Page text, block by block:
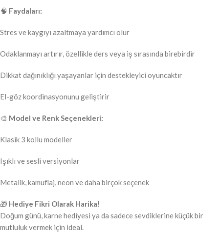
🧠 Faydaları:
Stres ve kaygıyı azaltmaya yardımcı olur
Odaklanmayı artırır, özellikle ders veya iş sırasında birebirdir
Dikkat dağınıklığı yaşayanlar için destekleyici oyuncaktır
El-göz koordinasyonunu geliştirir
🎨 Model ve Renk Seçenekleri:
Klasik 3 kollu modeller
Işıklı ve sesli versiyonlar
Metalik, kamuflaj, neon ve daha birçok seçenek
🎁 Hediye Fikri Olarak Harika!
Doğum günü, karne hediyesi ya da sadece sevdiklerine küçük bir
mutluluk vermek için ideal.